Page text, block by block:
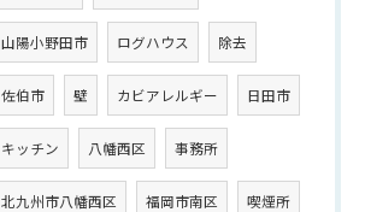
山陽小野田市 ログハウス 除去
佐伯市 壁 カビアレルギー 日田市
キッチン 八幡西区 事務所
北九州市八幡西区 福岡市南区 喫煙所